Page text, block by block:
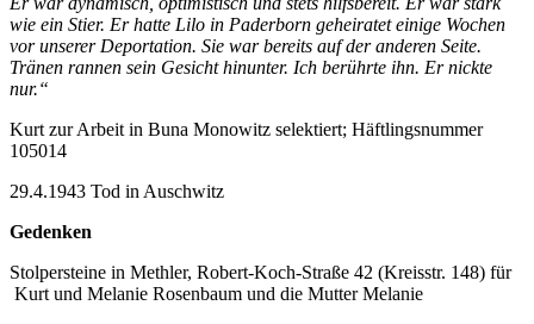
wie ein Stier. Er hatte Lilo in Paderborn geheiratet einige Wochen
vor unserer Deportation. Sie war bereits auf der anderen Seite.
Tränen rannen sein Gesicht hinunter. Ich berührte ihn. Er nickte
nur.“
Kurt zur Arbeit in Buna Monowitz selektiert; Häftlingsnummer
105014
29.4.1943 Tod in Auschwitz
Gedenken
Stolpersteine in Methler, Robert-Koch-Straße 42 (Kreisstr. 148) für
Kurt und Melanie Rosenbaum und die Mutter Melanie